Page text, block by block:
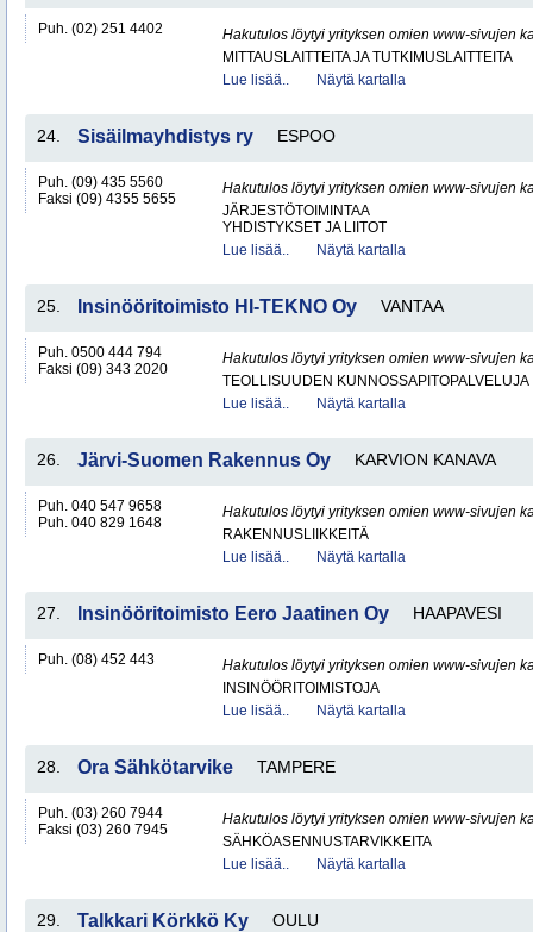
Puh. (02) 251 4402
Hakutulos löytyi yrityksen omien www-sivujen
MITTAUSLAITTEITA JA TUTKIMUSLAITTEITA
Lue lisää..
Näytä kartalla
24. Sisäilmayhdistys ry ESPOO
Puh. (09) 435 5560
Faksi (09) 4355 5655
Hakutulos löytyi yrityksen omien www-sivujen
JÄRJESTÖTOIMINTAA
YHDISTYKSET JA LIITOT
Lue lisää..
Näytä kartalla
25. Insinööritoimisto HI-TEKNO Oy VANTAA
Puh. 0500 444 794
Faksi (09) 343 2020
Hakutulos löytyi yrityksen omien www-sivujen
TEOLLISUUDEN KUNNOSSAPITOPALVELUJA
Lue lisää..
Näytä kartalla
26. Järvi-Suomen Rakennus Oy KARVION KANAVA
Puh. 040 547 9658
Puh. 040 829 1648
Hakutulos löytyi yrityksen omien www-sivujen
RAKENNUSLIIKKEITÄ
Lue lisää..
Näytä kartalla
27. Insinööritoimisto Eero Jaatinen Oy HAAPAVESI
Puh. (08) 452 443
Hakutulos löytyi yrityksen omien www-sivujen
INSINÖÖRITOIMISTOJA
Lue lisää..
Näytä kartalla
28. Ora Sähkötarvike TAMPERE
Puh. (03) 260 7944
Faksi (03) 260 7945
Hakutulos löytyi yrityksen omien www-sivujen
SÄHKÖASENNUSTARVIKKEITA
Lue lisää..
Näytä kartalla
29. Talkkari Körkkö Ky OULU